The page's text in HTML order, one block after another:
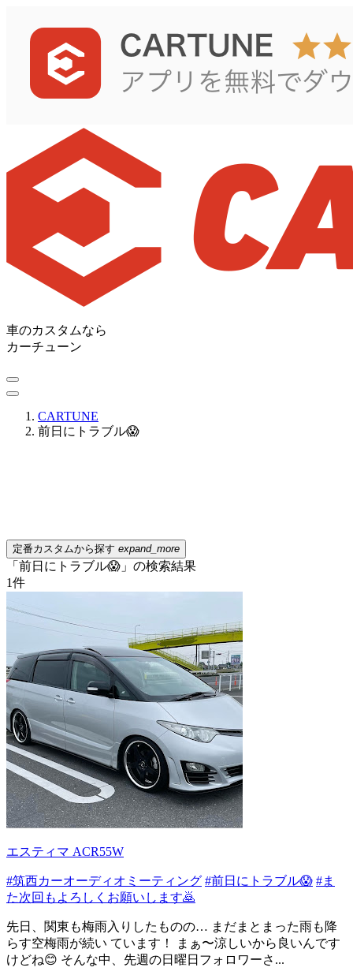
車のカスタムなら
カーチューン
CARTUNE
前日にトラブル😱
定番カスタムから探す expand_more
「前日にトラブル😱」の検索結果
1件
エスティマ ACR55W
#筑西カーオーディオミーティング #前日にトラブル😱 #ま
た次回もよろしくお願いします🙇
先日、関東も梅雨入りしたものの… まだまとまった雨も降
らす空梅雨が続い ています！ まぁ〜涼しいから良いんです
けどね😊 そんな中、先週の日曜日フォロワーさ...